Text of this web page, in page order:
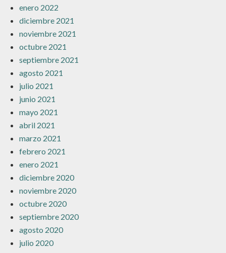
enero 2022
diciembre 2021
noviembre 2021
octubre 2021
septiembre 2021
agosto 2021
julio 2021
junio 2021
mayo 2021
abril 2021
marzo 2021
febrero 2021
enero 2021
diciembre 2020
noviembre 2020
octubre 2020
septiembre 2020
agosto 2020
julio 2020